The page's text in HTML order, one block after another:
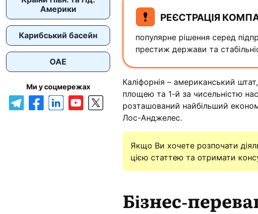
Америки
Карибський басейн
ОАЕ
Ми у соцмережах
РЕЄСТРАЦІЯ
популярне рішення серед
престиж держави та
Каліфорнія – американський
площею та 1-й за чисельністю
розташований найбільший
Лос-Анджелес.
Якщо Ви хочете розпочати
цією статтею та отримати
Бізнес-